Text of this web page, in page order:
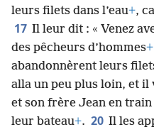
leurs filets dans l’eau+,
17 Il leur dit : « Venez
des pêcheurs d’hommes+
abandonnèrent leurs
alla un peu plus loin, et il
et son frère Jean en
leur bateau+. 20 Il les